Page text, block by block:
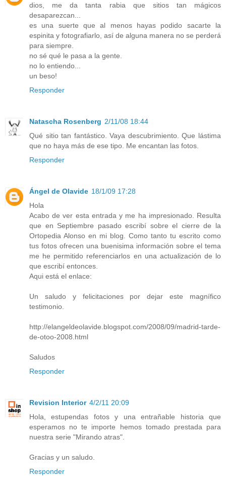
dios, me da tanta rabia que sitios tan mágicos
desaparezcan...
es una suerte que al menos hayas podido sacarte la
espinita y fotografiarlo, así de alguna manera no se perderá
para siempre.
no sé qué le pasa a la gente.
no lo entiendo...
un beso!
Responder
Natascha Rosenberg 2/11/08 18:44
Qué sitio tan fantástico. Vaya descubrimiento. Que lástima
que no haya más de ese tipo. Me encantan las fotos.
Responder
Ángel de Olavide 18/1/09 17:28
Hola
Acabo de ver esta entrada y me ha impresionado. Resulta
que en Septiembre pasado escribí sobre el cierre de la
Ortopedia Alonso en mi blog. Como tanto tu escrito como
tus fotos ofrecen una buenisima información sobre el tema
me he permitido referenciarlos en una actualización de lo
que escribí entonces.
Aqui está el enlace:
Un saludo y felicitaciones por dejar este magnífico
testimonio.
http://elangeldeolavide.blogspot.com/2008/09/madrid-tarde-
de-otoo-2008.html
Saludos
Responder
Revision Interior 4/2/11 20:09
Hola, estupendas fotos y una entrañable historia que
esperamos no te importe hemos tomado prestada para
nuestra serie "Mirando atras".
Gracias y un saludo.
Responder